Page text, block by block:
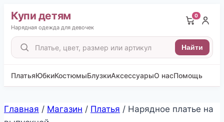
Купи детям
Нарядная одежда для девочек
Поиск
товаров
Найти
0
ПлатьяЮбкиКостюмыБлузкиАксессуарыО насПомощь
Перейти
Главная / Магазин / Платья / Нарядное платье на